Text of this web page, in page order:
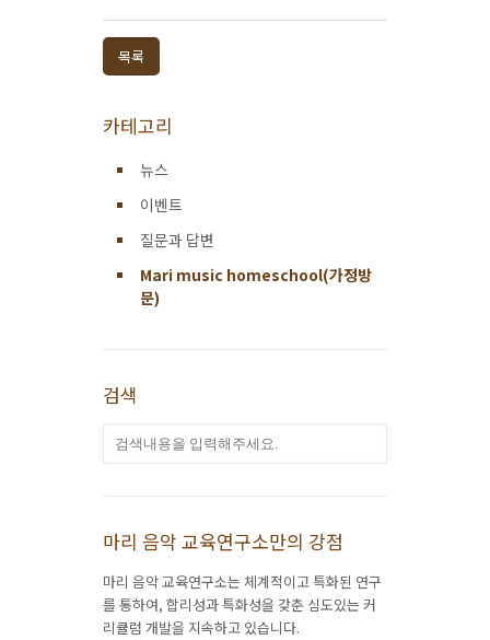
목록
카테고리
뉴스
이벤트
질문과 답변
Mari music homeschool(가정방
문)
검색
마리 음악 교육연구소만의 강점
마리 음악 교육연구소는 체계적이고 특화된 연구
를 통하여, 합리성과 특화성을 갖춘 심도있는 커
리큘럼 개발을 지속하고 있습니다.